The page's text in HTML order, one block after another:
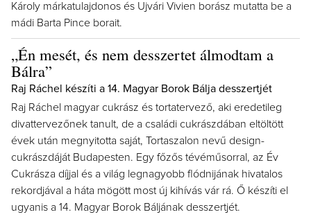
Károly márkatulajdonos és Ujvári Vivien borász mutatta be a
mádi Barta Pince borait.
„Én mesét, és nem desszertet álmodtam a
Bálra”
Raj Ráchel készíti a 14. Magyar Borok Bálja desszertjét
Raj Ráchel magyar cukrász és tortatervező, aki eredetileg
divattervezőnek tanult, de a családi cukrászdában eltöltött
évek után megnyitotta saját, Tortaszalon nevű design-
cukrászdáját Budapesten. Egy főzős tévéműsorral, az Év
Cukrásza díjjal és a világ legnagyobb flódnijának hivatalos
rekordjával a háta mögött most új kihívás vár rá. Ő készíti el
ugyanis a 14. Magyar Borok Báljának desszertjét.